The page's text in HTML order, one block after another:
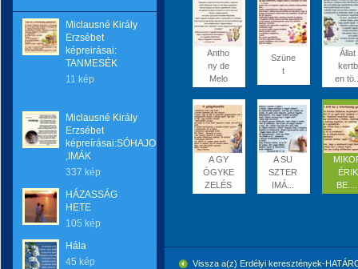
Miclausné Király
Erzsébet
képreirásai:
TANMESÉK
11 kép
Miclausné Király
Erzsébet
képreírásai:SÓHAJOK
,IMÁK
337 kép
HÁZASSÁG
HETE
105 kép
Hála
45 kép
Antho
ny de
Melo
Szüne
t
Állat
kertb
en
A GY
ÓGYKE
ZELÉS
A SU
SZTER
IMÁ...
ÉRIK
Vissza a(z) Erdélyi keresztények-